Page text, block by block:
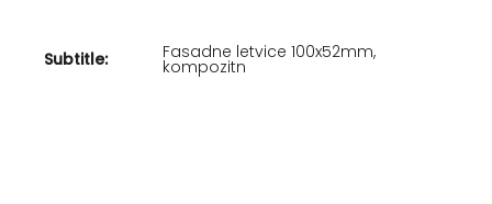
Subtitle: Fasadne letvice 100x52mm,
kompozitn